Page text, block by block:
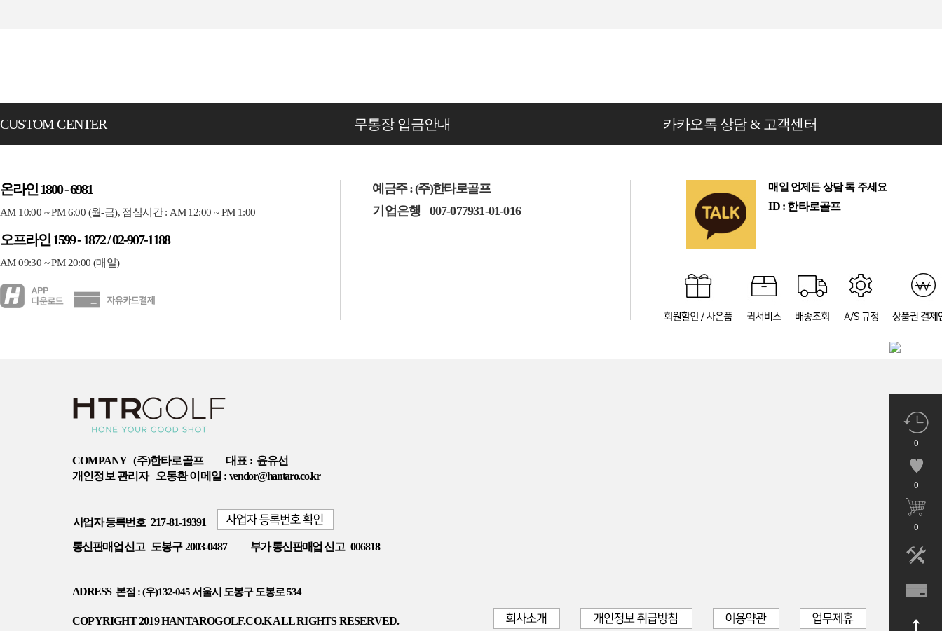
0
0
0
CUSTOM CENTER 무통장 입금안내 카카오톡 상담 & 고객센터
온라인 1800 - 6981
AM 10:00 ~ PM 6:00 (월-금), 점심시간 : AM 12:00 ~ PM 1:00
오프라인 1599 - 1872 / 02-907-1188
AM 09:30 ~ PM 20:00 (매일)
예금주 : (주)한타로골프
기업은행
007-077931-01-016
매일 언제든 상담 톡 주세요
ID : 한타로골프
COMPANY (주)한타로골프 대표 : 윤유선
개인정보 관리자
오동환 이메일 : vendor@hantaro.co.kr
사업자 등록번호 217-81-19391
통신판매업 신고 도봉구 2003-0487 부가 통신판매업 신고 006818
ADRESS 본점 : (우)132-045 서울시 도봉구 도봉로 534
COPYRIGHT 2019 HANTAROGOLF.CO.K ALL RIGHTS RESERVED.